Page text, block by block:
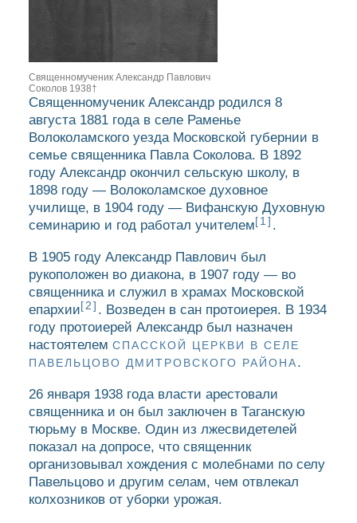
Священномученик Александр Павлович
Соколов 1938†
Священномученик Александр родился 8
августа 1881 года в селе Раменье
Волоколамского уезда Московской губернии в
семье священника Павла Соколова. В 1892
году Александр окончил сельскую школу, в
1898 году — Волоколамское духовное
училище, в 1904 году — Вифанскую Духовную
семинарию и год работал учителем[1] .
В 1905 году Александр Павлович был
рукоположен во диакона, в 1907 году — во
священника и служил в храмах Московской
епархии[2] . Возведен в сан протоиерея. В 1934
году протоиерей Александр был назначен
настоятелем СПАССКОЙ ЦЕРКВИ В СЕЛЕ
ПАВЕЛЬЦОВО ДМИТРОВСКОГО РАЙОНА.
26 января 1938 года власти арестовали
священника и он был заключен в Таганскую
тюрьму в Москве. Один из лжесвидетелей
показал на допросе, что священник
организовывал хождения с молебнами по селу
Павельцово и другим селам, чем отвлекал
колхозников от уборки урожая.